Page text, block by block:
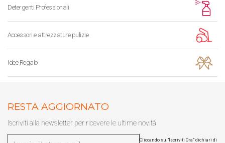
Detergenti Professionali
Accessori e attrezzature pulizie
Idee Regalo
RESTA AGGIORNATO
Iscriviti alla newsletter per ricevere le ultime novità
Cliccando su "Iscriviti Ora" dichiari di